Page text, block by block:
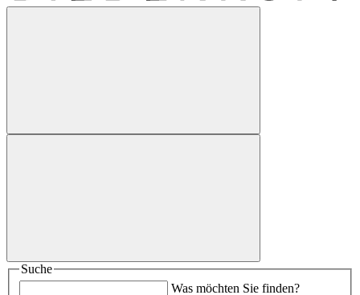
Suche
Was möchten Sie finden?